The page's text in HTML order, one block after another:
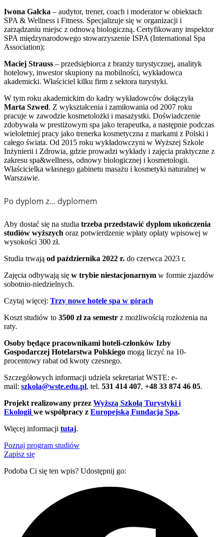
Iwona Galcka – audytor, trener, coach i moderator w obiektach
SPA & Wellness i Fitness. Specjalizuje się w organizacji i
zarządzaniu miejsc z odnową biologiczną. Certyfikowany inspektor
SPA międzynarodowego stowarzyszenie ISPA (International Spa
Association);
Maciej Strauss – przedsiębiorca z branży turystycznej, analityk
hotelowy, inwestor skupiony na mobilności, wykładowca
akademicki. Właściciel kilku firm z sektora turystyki.
W tym roku akademickim do kadry wykładowców dołączyła
Marta Szwed. Z wykształcenia i zamiłowania od 2007 roku
pracuje w zawodzie kosmetolożki i masażystki. Doświadczenie
zdobywała w prestiżowym spa jako terapeutka, a następnie podczas
wieloletniej pracy jako trenerka kosmetyczna z markami z Polski i
całego świata. Od 2015 roku wykładowczyni w Wyższej Szkole
Inżynierii i Zdrowia, gdzie prowadzi wykłady i zajęcia praktyczne z
zakresu spa&wellness, odnowy biologicznej i kosmetologii.
Właścicielka własnego gabinetu masażu i kosmetyki naturalnej w
Warszawie.
Po dyplom z… dyplomem
Aby dostać się na studia trzeba przedstawić dyplom ukończenia
studiów wyższych oraz potwierdzenie wpłaty opłaty wpisowej w
wysokości 300 zł.
Studia trwają od października 2022 r. do czerwca 2023 r.
Zajęcia odbywają się w trybie niestacjonarnym w formie zjazdów
sobotnio-niedzielnych.
Czytaj więcej: Trzy nowe hotele spa w górach
Koszt studiów to 3500 zł za semestr z możliwością rozłożenia na
raty.
Osoby będące pracownikami hoteli-członków Izby
Gospodarczej Hotelarstwa Polskiego mogą liczyć na 10-
procentowy rabat od kwoty czesnego.
Szczegółowych informacji udziela sekretariat WSTE: e-
mail: szkola@wste.edu.pl, tel. 531 414 407, +48 33 874 46 05.
Projekt realizowany przez Wyższą Szkołą Turystyki i
Ekologii we współpracy z Europejską Fundacją Spa.
Więcej informacji tutaj.
Poznaj program studiów
Zapisz się
Podoba Ci się ten wpis? Udostępnij go: